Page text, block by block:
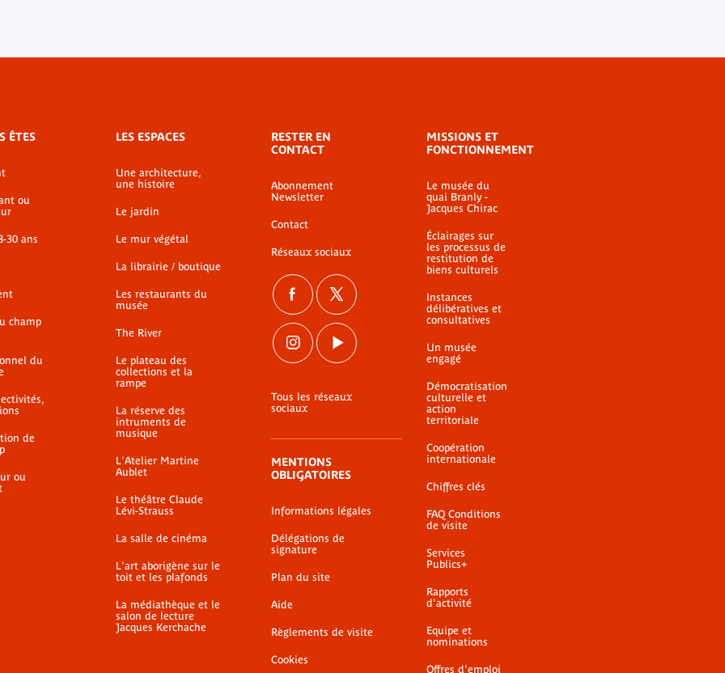
ÊTES
ou
30 ans
champ
du
de
ou
LES ESPACES
Une architecture,
une histoire
Le jardin
Le mur végétal
La librairie / boutique
Les restaurants du
musée
The River
Le plateau des
collections et la
rampe
La réserve des
intruments de
musique
L'Atelier Martine
Aublet
Le théâtre Claude
Lévi-Strauss
La salle de cinéma
L'art aborigène sur le
toit et les plafonds
La médiathèque et le
salon de lecture
Jacques Kerchache
RESTER EN
CONTACT
Abonnement
Newsletter
Contact
Réseaux sociaux
Tous les réseaux
sociaux
MENTIONS
OBLIGATOIRES
Informations légales
Délégations de
signature
Plan du site
Aide
Règlements de visite
Cookies
MISSIONS ET
FONCTIONNEMENT
Le musée du
quai Branly -
Jacques Chirac
Éclairages sur
les processus de
restitution de
biens culturels
Instances
délibératives et
consultatives
Un musée
engagé
Démocratisation
culturelle et
action
territoriale
Coopération
internationale
Chiffres clés
FAQ Conditions
de visite
Services
Publics+
Rapports
d'activité
Equipe et
nominations
Offres d'emploi